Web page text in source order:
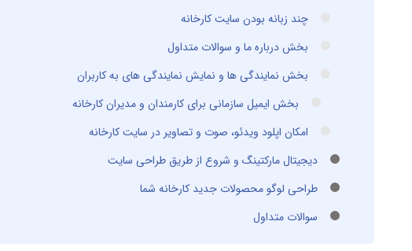
چند زبانه بودن سایت کارخانه
بخش درباره ما و سوالات متداول
بخش نمایندگی ها و نمایش نمایندگی های به کاربران
بخش ایمیل سازمانی برای کارمندان و مدیران کارخانه
امکان اپلود ویدئو، صوت و تصاویر در سایت کارخانه
دیجیتال مارکتینگ و شروع از طریق طراحی سایت
طراحی لوگو محصولات جدید کارخانه شما
سوالات متداول